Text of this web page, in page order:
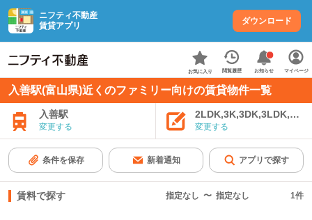
ニフティ不動産
賃貸アプリ
ダウンロード
お気に入り 閲覧履歴 お知らせ マイページ
入善駅(富山県)近くのファミリー向けの賃貸物件一覧
入善駅
変更する 変更する
条件を保存 新着通知 アプリで探す
賃料で探す 指定なし 〜 指定なし 1件